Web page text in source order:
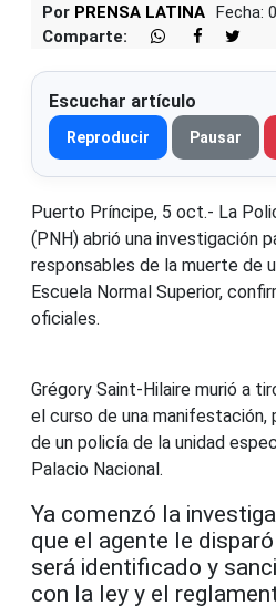
Por PRENSA LATINA Fecha:
Comparte:
Escuchar artículo
Reproducir Pausar
Puerto Príncipe, 5 oct.- La
(PNH) abrió una investigación
responsables de la muerte de
Escuela Normal Superior,
oficiales.
Grégory Saint-Hilaire murió a
el curso de una manifestación,
de un policía de la unidad
Palacio Nacional.
Ya comenzó la
que el agente le
será identificado y
con la ley y el